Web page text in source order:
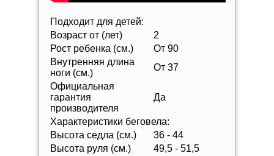
Подходит для детей:
Возраст от (лет)
2
Рост ребенка (см.)
От 90
Внутренняя длина
ноги (см.)
От 37
Официальная
гарантия
производителя
Да
Характеристики беговела:
Высота седла (см.)
36 - 44
Высота руля (см.)
49,5 - 51,5